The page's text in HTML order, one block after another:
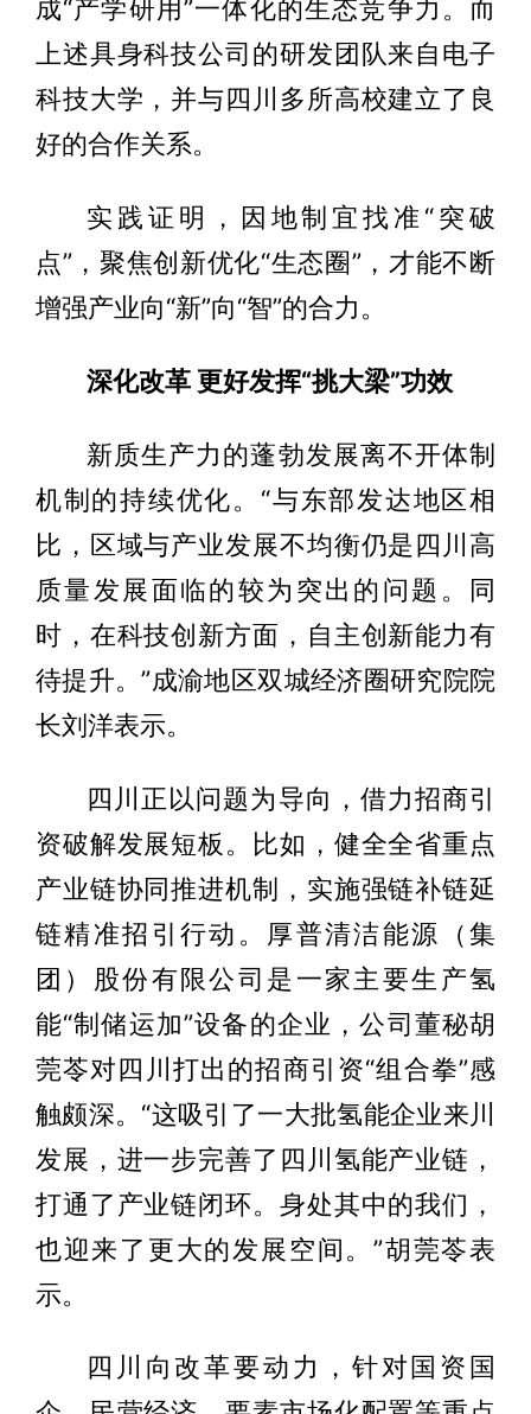
成“产学研用”一体化的生态竞争力。而
上述具身科技公司的研发团队来自电子
科技大学，并与四川多所高校建立了良
好的合作关系。
实践证明，因地制宜找准“突破
点”，聚焦创新优化“生态圈”，才能不断
增强产业向“新”向“智”的合力。
深化改革 更好发挥“挑大梁”功效
新质生产力的蓬勃发展离不开体制
机制的持续优化。“与东部发达地区相
比，区域与产业发展不均衡仍是四川高
质量发展面临的较为突出的问题。同
时，在科技创新方面，自主创新能力有
待提升。”成渝地区双城经济圈研究院院
长刘洋表示。
四川正以问题为导向，借力招商引
资破解发展短板。比如，健全全省重点
产业链协同推进机制，实施强链补链延
链精准招引行动。厚普清洁能源（集
团）股份有限公司是一家主要生产氢
能“制储运加”设备的企业，公司董秘胡
莞苓对四川打出的招商引资“组合拳”感
触颇深。“这吸引了一大批氢能企业来川
发展，进一步完善了四川氢能产业链，
打通了产业链闭环。身处其中的我们，
也迎来了更大的发展空间。”胡莞苓表
示。
四川向改革要动力，针对国资国